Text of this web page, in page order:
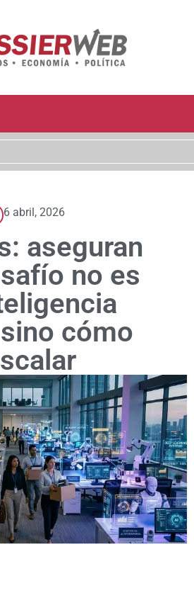
6 abril, 2026
aseguran
no es
cómo